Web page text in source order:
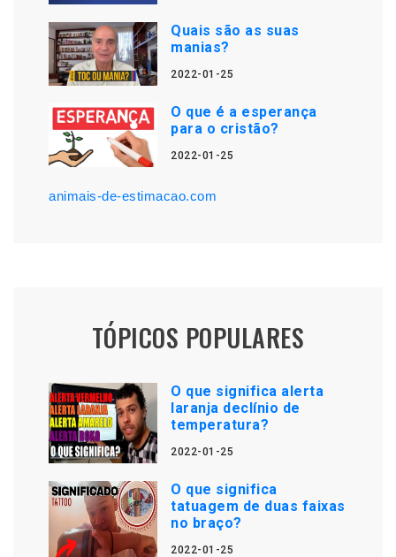
Quais são as suas
manias?
2022-01-25
O que é a esperança
para o cristão?
2022-01-25
animais-de-estimacao.com
TÓPICOS POPULARES
O que significa alerta
laranja declínio de
temperatura?
2022-01-25
O que significa
tatuagem de duas faixas
no braço?
2022-01-25